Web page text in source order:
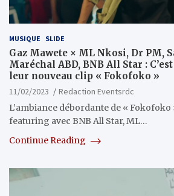
MUSIQUE SLIDE
Gaz Mawete × ML Nkosi, Dr PM,
Maréchal ABD, BNB All Star :
leur nouveau clip « Fokofoko »
11/02/2023
Redaction Eventsrdc
L’ambiance débordante de « Fokofoko
featuring avec BNB All Star, ML…
Continue Reading